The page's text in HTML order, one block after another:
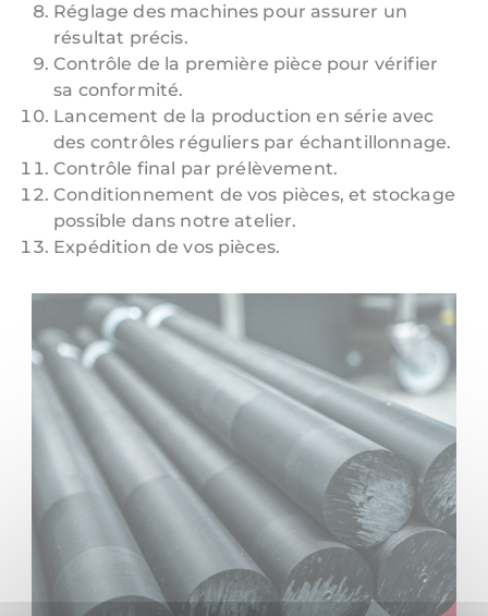
Réglage des machines pour assurer un
résultat précis.
Contrôle de la première pièce pour vérifier
sa conformité.
Lancement de la production en série avec
des contrôles réguliers par échantillonnage.
Contrôle final par prélèvement.
Conditionnement de vos pièces, et stockage
possible dans notre atelier.
Expédition de vos pièces.